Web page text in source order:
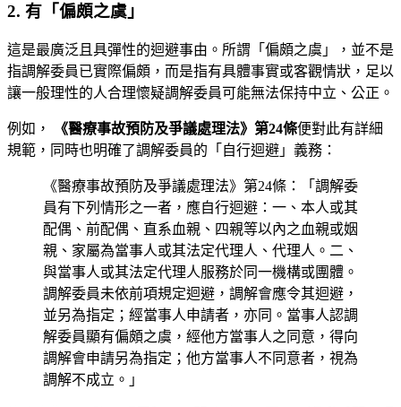
2. 有「偏頗之虞」
這是最廣泛且具彈性的迴避事由。所謂「偏頗之虞」，並不是
指調解委員已實際偏頗，而是指有具體事實或客觀情狀，足以
讓一般理性的人合理懷疑調解委員可能無法保持中立、公正。
例如， 《醫療事故預防及爭議處理法》第24條便對此有詳細
規範，同時也明確了調解委員的「自行迴避」義務：
《醫療事故預防及爭議處理法》第24條：「調解委
員有下列情形之一者，應自行迴避：一、本人或其
配偶、前配偶、直系血親、四親等以內之血親或姻
親、家屬為當事人或其法定代理人、代理人。二、
與當事人或其法定代理人服務於同一機構或團體。
調解委員未依前項規定迴避，調解會應令其迴避，
並另為指定；經當事人申請者，亦同。當事人認調
解委員顯有偏頗之虞，經他方當事人之同意，得向
調解會申請另為指定；他方當事人不同意者，視為
調解不成立。」